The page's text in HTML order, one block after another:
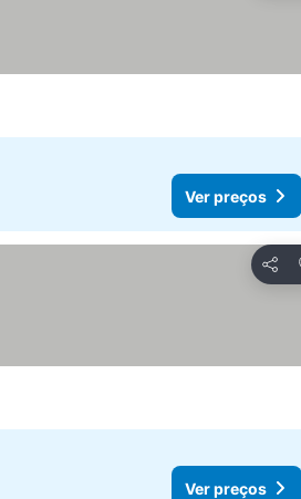
Ver preços
Ver preços